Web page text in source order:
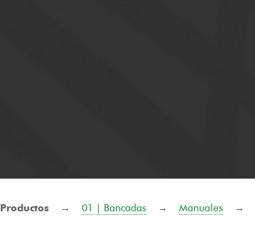
Productos → 01 | Bancadas → Manuales →